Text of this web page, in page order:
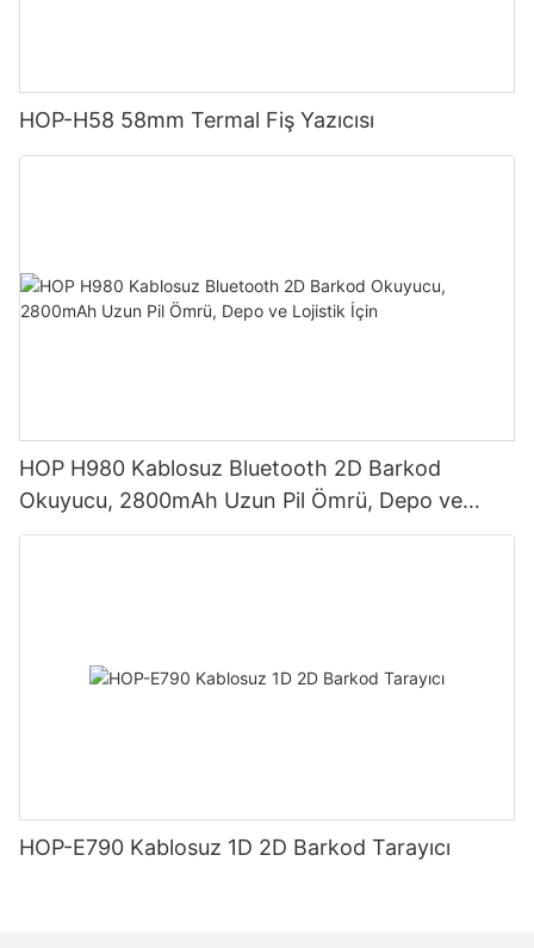
HOP-H58 58mm Termal Fiş Yazıcısı
HOP H980 Kablosuz Bluetooth 2D Barkod
Okuyucu, 2800mAh Uzun Pil Ömrü, Depo ve
Lojistik İçin
HOP-E790 Kablosuz 1D 2D Barkod Tarayıcı